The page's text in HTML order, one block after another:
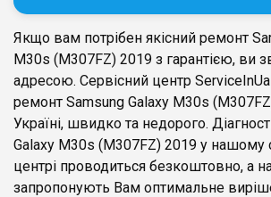
Березнева, 16, корпус 3
UK
Якщо вам потрібен якісний ремонт
M30s (M307FZ) 2019 з гарантією, ви
адресою. Сервісний центр
ремонт Samsung Galaxy M30s
Україні, швидко та недорого.
Galaxy M30s (M307FZ) 2019 у нашому
центрі проводиться безкоштовно, а
запропонують Вам оптимальне